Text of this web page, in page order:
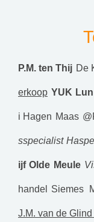
P.M. ten Thij De
erkoop YUK
i Hagen Maas
sspecialist
ijf Olde Meule
handel Siemes
J.M. van de Glind